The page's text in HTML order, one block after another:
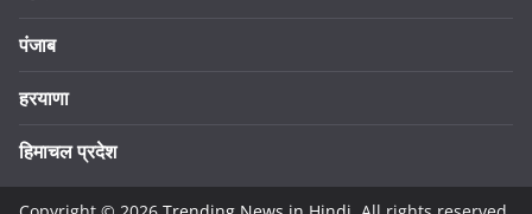
पंजाब
हरयाणा
हिमाचल प्रदेश